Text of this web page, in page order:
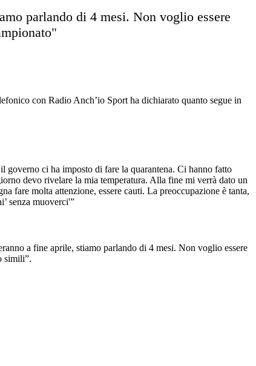
parlando di 4 mesi. Non voglio essere
con Radio Anch’io Sport ha dichiarato quanto segue in
governo ci ha imposto di fare la quarantena. Ci hanno fatto
devo rivelare la mia temperatura. Alla fine mi verrà dato un
fare molta attenzione, essere cauti. La preoccupazione è tanta,
senza muoverci'”
a fine aprile, stiamo parlando di 4 mesi. Non voglio essere
simili”.